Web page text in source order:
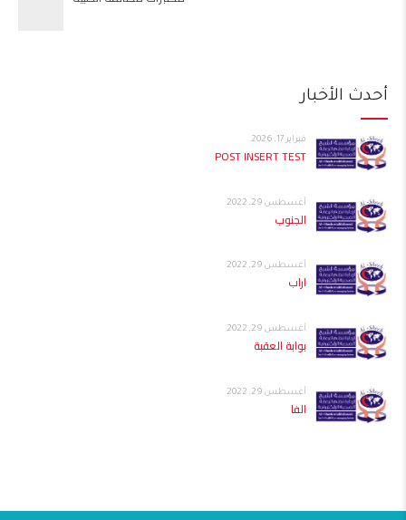
أحدث الأخبار
فبراير 17, 2026
POST INSERT TEST
أغسطس 29, 2022
الجنوب
أغسطس 29, 2022
اراب
أغسطس 29, 2022
بوابة العقبة
أغسطس 29, 2022
الفا